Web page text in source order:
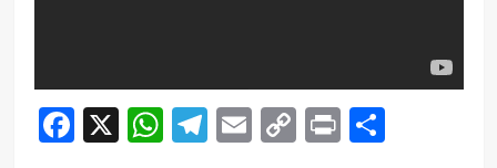
Facebook
X WhatsApp
Telegram
EmailCopy
Print